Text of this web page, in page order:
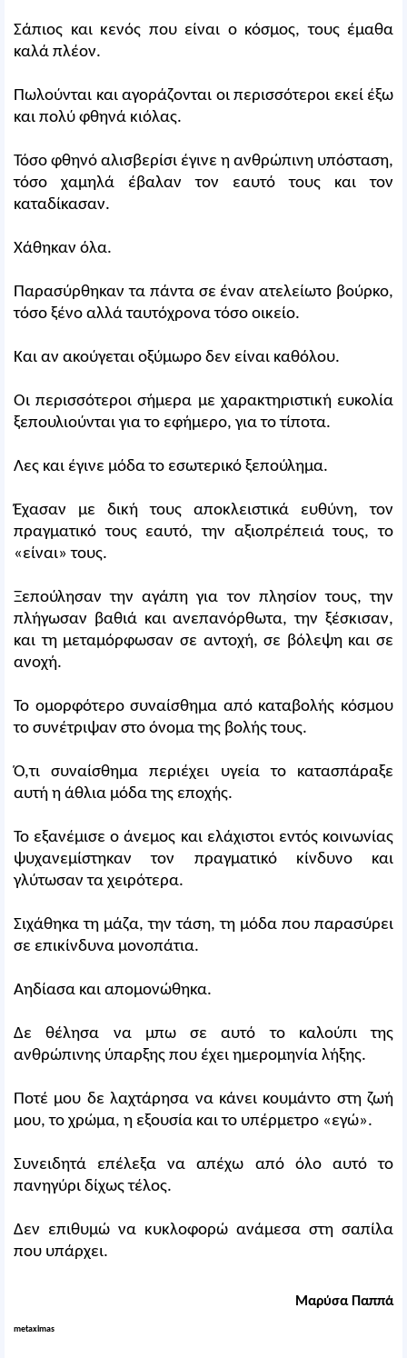
Σάπιος και κενός που είναι ο κόσμος, τους έμαθα
καλά πλέον.
Πωλούνται και αγοράζονται οι περισσότεροι εκεί έξω
και πολύ φθηνά κιόλας.
Τόσο φθηνό αλισβερίσι έγινε η ανθρώπινη υπόσταση,
τόσο χαμηλά έβαλαν τον εαυτό τους και τον
καταδίκασαν.
Χάθηκαν όλα.
Παρασύρθηκαν τα πάντα σε έναν ατελείωτο βούρκο,
τόσο ξένο αλλά ταυτόχρονα τόσο οικείο.
Και αν ακούγεται οξύμωρο δεν είναι καθόλου.
Οι περισσότεροι σήμερα με χαρακτηριστική ευκολία
ξεπουλιούνται για το εφήμερο, για το τίποτα.
Λες και έγινε μόδα το εσωτερικό ξεπούλημα.
Έχασαν με δική τους αποκλειστικά ευθύνη, τον
πραγματικό τους εαυτό, την αξιοπρέπειά τους, το
«είναι» τους.
Ξεπούλησαν την αγάπη για τον πλησίον τους, την
πλήγωσαν βαθιά και ανεπανόρθωτα, την ξέσκισαν,
και τη μεταμόρφωσαν σε αντοχή, σε βόλεψη και σε
ανοχή.
Το ομορφότερο συναίσθημα από καταβολής κόσμου
το συνέτριψαν στο όνομα της βολής τους.
Ό,τι συναίσθημα περιέχει υγεία το κατασπάραξε
αυτή η άθλια μόδα της εποχής.
Το εξανέμισε ο άνεμος και ελάχιστοι εντός κοινωνίας
ψυχανεμίστηκαν τον πραγματικό κίνδυνο και
γλύτωσαν τα χειρότερα.
Σιχάθηκα τη μάζα, την τάση, τη μόδα που παρασύρει
σε επικίνδυνα μονοπάτια.
Αηδίασα και απομονώθηκα.
Δε θέλησα να μπω σε αυτό το καλούπι της
ανθρώπινης ύπαρξης που έχει ημερομηνία λήξης.
Ποτέ μου δε λαχτάρησα να κάνει κουμάντο στη ζωή
μου, το χρώμα, η εξουσία και το υπέρμετρο «εγώ».
Συνειδητά επέλεξα να απέχω από όλο αυτό το
πανηγύρι δίχως τέλος.
Δεν επιθυμώ να κυκλοφορώ ανάμεσα στη σαπίλα
που υπάρχει.
Μαρύσα Παππά
metaximas